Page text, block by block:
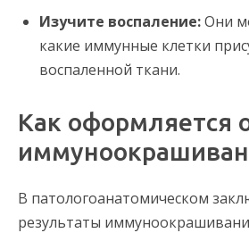
Изучите воспаление:Они
какие иммунные клетки
воспаленной ткани.
Как оформляется
В патологоанатомическом
результаты